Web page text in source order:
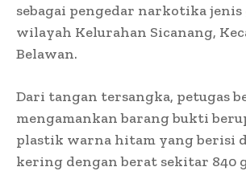
sebagai pengedar narkotika jenis
wilayah Kelurahan Sicanang,
Belawan.
Dari tangan tersangka, petugas
mengamankan barang bukti
plastik warna hitam yang berisi
kering dengan berat sekitar 840